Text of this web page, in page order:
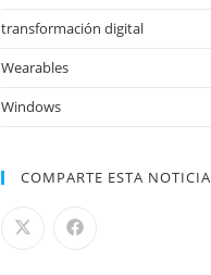
transformación digital
Wearables
Windows
COMPARTE ESTA NOTICIA